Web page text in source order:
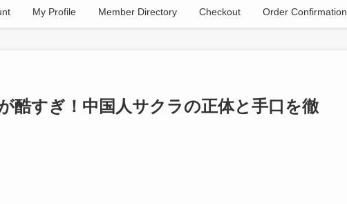
My Profile Member Directory Checkout Order Confirmation
酷すぎ！中国人サクラの正体と手口を徹